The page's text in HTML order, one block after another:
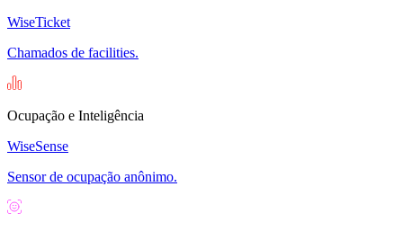
WiseTicket
Chamados de facilities.
Ocupação e Inteligência
WiseSense
Sensor de ocupação anônimo.